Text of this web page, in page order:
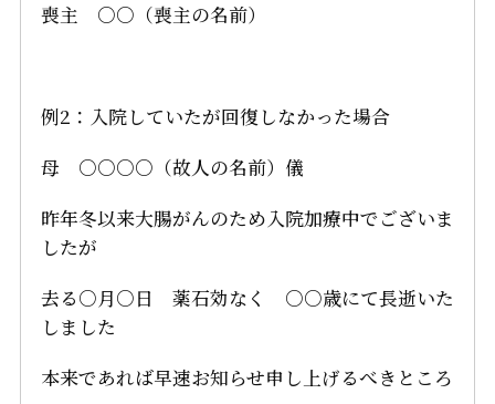
喪主 ○○（喪主の名前）
例2：入院していたが回復しなかった場合
母 ○○○○（故人の名前）儀
昨年冬以来大腸がんのため入院加療中でございま
したが
去る○月○日 薬石効なく ○○歳にて長逝いた
しました
本来であれば早速お知らせ申し上げるべきところ